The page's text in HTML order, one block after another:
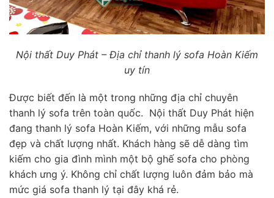
Nội thất Duy Phát – Địa chỉ thanh lý sofa Hoàn Kiếm
uy tín
Được biết đến là một trong những địa chỉ chuyên
thanh lý sofa trên toàn quốc. Nội thất Duy Phát hiện
đang thanh lý sofa Hoàn Kiếm, với những mẫu sofa
đẹp và chất lượng nhất. Khách hàng sẽ dễ dàng tìm
kiếm cho gia đình mình một bộ ghế sofa cho phòng
khách ưng ý. Không chỉ chất lượng luôn đảm bảo mà
mức giá sofa thanh lý tại đây khá rẻ.